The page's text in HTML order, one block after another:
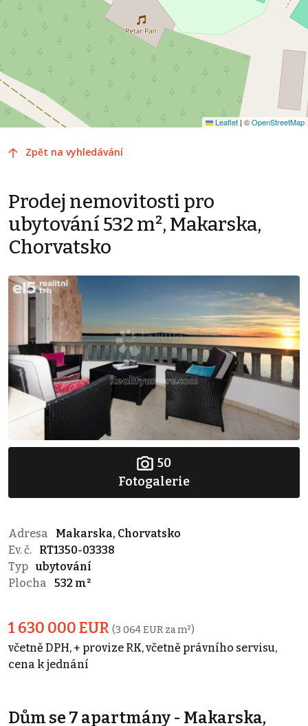
Leaflet | ©OpenStreetMap
Zpět na vyhledávání
Prodej nemovitosti pro
ubytování 532 m², Makarska,
Chorvatsko
50
Fotogalerie
Adresa
Makarska, Chorvatsko
Ev. č.
RT1350-03338
Typ ubytování
Plocha
532 m²
1 630 000 EUR (3 064 EUR za m²)
včetně DPH, + provize RK, včetně právního servisu,
cena k jednání
Dům se 7 apartmány - Makarska,